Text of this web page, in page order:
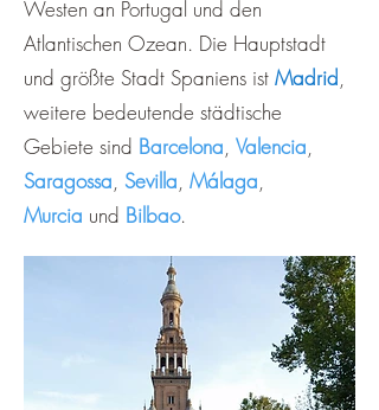
Westen an Portugal und den
Atlantischen Ozean. Die Hauptstadt
und größte Stadt Spaniens ist Madrid,
weitere bedeutende städtische
Gebiete sind Barcelona, Valencia,
Saragossa, Sevilla, Málaga,
Murcia und Bilbao.